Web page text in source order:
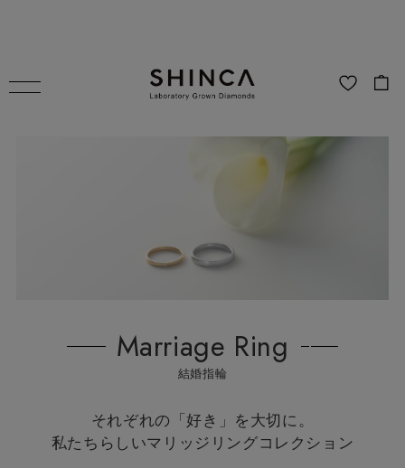
Marriage Ring
結婚指輪
それぞれの「好き」を大切に。
私たちらしいマリッジリングコレクション